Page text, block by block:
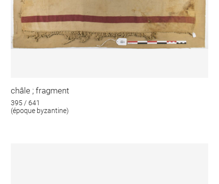
châle ; fragment
395 / 641
(époque byzantine)